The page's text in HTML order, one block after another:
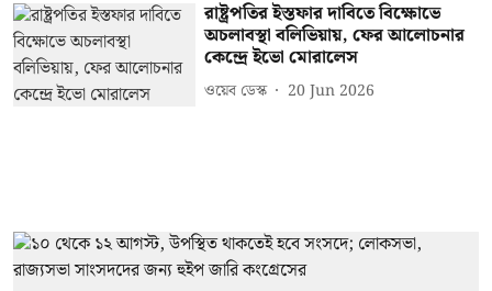
রাষ্ট্রপতির ইস্তফার দাবিতে বিক্ষোভে
অচলাবস্থা বলিভিয়ায়, ফের আলোচনার
কেন্দ্রে ইভো মোরালেস
ওয়েব ডেস্ক 20 Jun 2026